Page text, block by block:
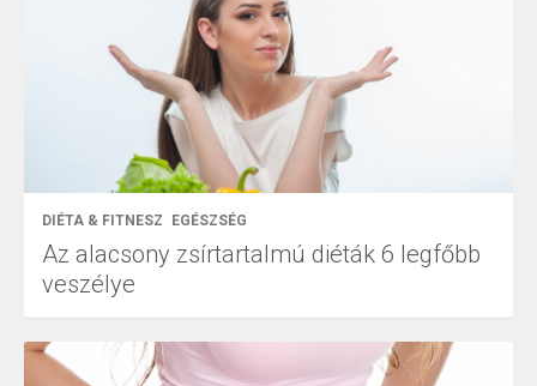
DIÉTA & FITNESZ EGÉSZSÉG
Az alacsony zsírtartalmú diéták 6 legfőbb
veszélye